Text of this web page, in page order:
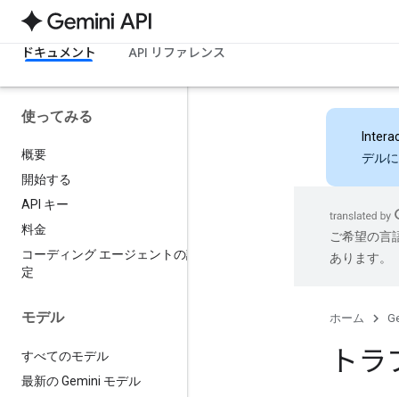
ドキュメント API リファレンス
使ってみる
概要
開始する
API キー
料金
コーディング エージェントの設
定
モデル
すべてのモデル
最新の Gemini モデル
デル
ご希望の言
あります。
ホーム
ト